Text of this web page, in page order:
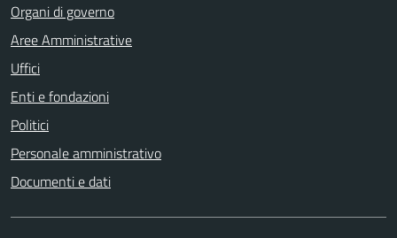
Organi di governo
Aree Amministrative
Uffici
Enti e fondazioni
Politici
Personale amministrativo
Documenti e dati